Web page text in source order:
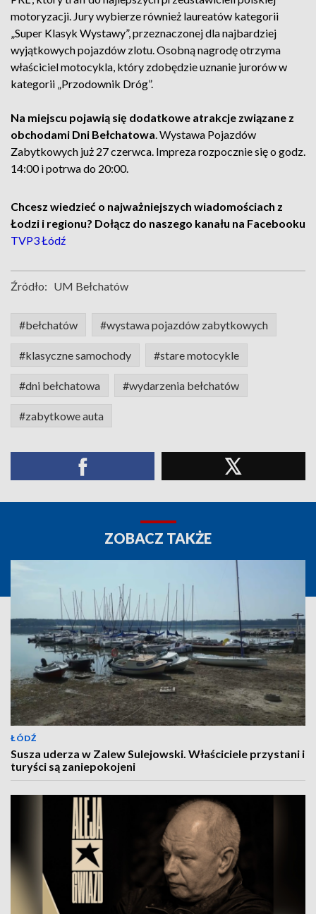
motoryzacji. Jury wybierze również laureatów kategorii
„Super Klasyk Wystawy”, przeznaczonej dla najbardziej
wyjątkowych pojazdów zlotu. Osobną nagrodę otrzyma
właściciel motocykla, który zdobędzie uznanie jurorów w
kategorii „Przodownik Dróg”.
Na miejscu pojawią się dodatkowe atrakcje związane z
obchodami Dni Bełchatowa. Wystawa Pojazdów
Zabytkowych już 27 czerwca. Impreza rozpocznie się o godz.
14:00 i potrwa do 20:00.
Chcesz wiedzieć o najważniejszych wiadomościach z
Łodzi i regionu? Dołącz do naszego kanału na Facebooku
TVP3 Łódź
Źródło: UM Bełchatów
#bełchatów #wystawa pojazdów zabytkowych
#klasyczne samochody #stare motocykle
#dni bełchatowa #wydarzenia bełchatów
#zabytkowe auta
ZOBACZ TAKŻE
ŁÓDŹ
Susza uderza w Zalew Sulejowski. Właściciele przystani i
turyści są zaniepokojeni